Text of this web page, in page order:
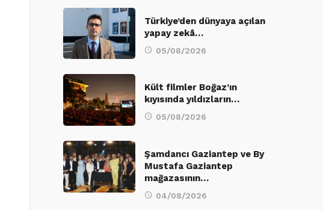
Türkiye’den dünyaya açılan
yapay zekâ…
05/08/2026
Kült filmler Boğaz’ın
kıyısında yıldızların…
05/08/2026
Şamdancı Gaziantep ve By
Mustafa Gaziantep
mağazasının…
04/08/2026